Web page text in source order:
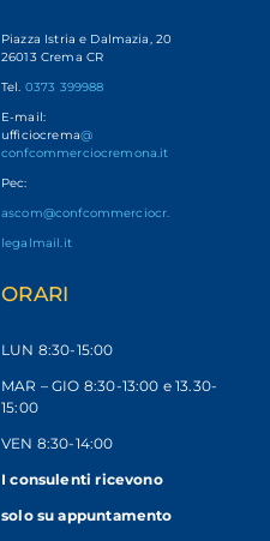
Piazza Istria e Dalmazia, 20
26013 Crema CR
Tel. 0373 399988
E-mail:
ufficiocrema@
confcommerciocremona.it
Pec:
ascom@confcommerciocr.
legalmail.it
ORARI
LUN 8:30-15:00
MAR – GIO 8:30-13:00 e 13.30-
15:00
VEN 8:30-14:00
I consulenti ricevono
solo su appuntamento